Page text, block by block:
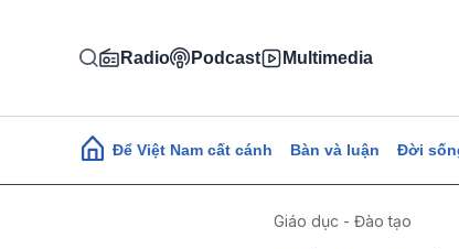
Radio Podcast Multimedia
Main navigation
Để Việt Nam cất cánh Bàn và luận Đời
Giáo dục - Đào tạo